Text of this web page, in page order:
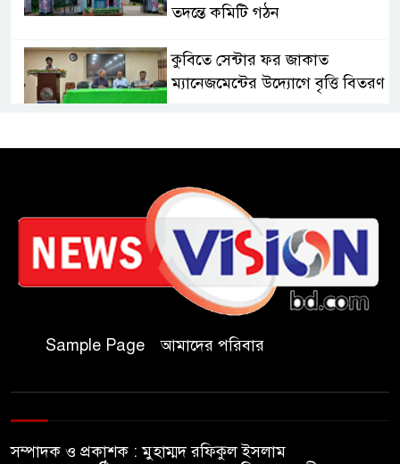
তদন্তে কমিটি গঠন
কুবিতে সেন্টার ফর জাকাত
ম্যানেজমেন্টের উদ্যোগে বৃত্তি বিতরণ
চকরিয়ায় ফাঁসিয়াখালী সরকারি
প্রাথমিক বিদ্যালয়ের ম্যানেজিং
কমিটির সভাপতি নির্বাচিত মো.
আবদুল আলিম
জুলাই আন্দোলন হয়েছিল
ফ্যাসিবাদী সমাজব্যবস্থার
যথাযথ মর্যাদায় ‘জুলাই দিবস’
Sample Page আমাদের পরিবার
সম্পাদক ও প্রকাশক : মুহাম্মদ রফিকুল ইসলাম